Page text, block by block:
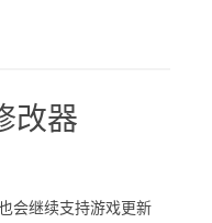
改器
会继续支持游戏更新